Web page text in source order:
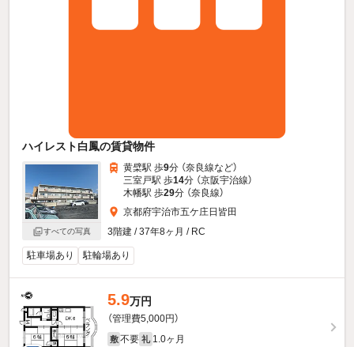
ハイレスト白鳳の賃貸物件
すべての写真
黄檗駅 歩9分 （奈良線など）
三室戸駅 歩14分 （京阪宇治線）
木幡駅 歩29分 （奈良線）
京都府宇治市五ケ庄日皆田
3階建 / 37年8ヶ月 / RC
駐車場あり 駐輪場あり
5.9万円
（管理費5,000円）
敷 不要 礼 1.0ヶ月